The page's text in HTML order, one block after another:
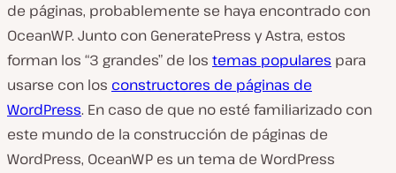
de páginas, probablemente se haya encontrado con
OceanWP. Junto con GeneratePress y Astra, estos
forman los “3 grandes” de los temas populares para
usarse con los constructores de páginas de
WordPress. En caso de que no esté familiarizado con
este mundo de la construcción de páginas de
WordPress, OceanWP es un tema de WordPress